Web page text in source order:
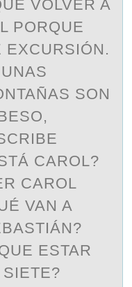
VOLVER A
PORQUE
EXCURSIÓN.
SON
CAROL?
CAROL
VAN A
ESTAR